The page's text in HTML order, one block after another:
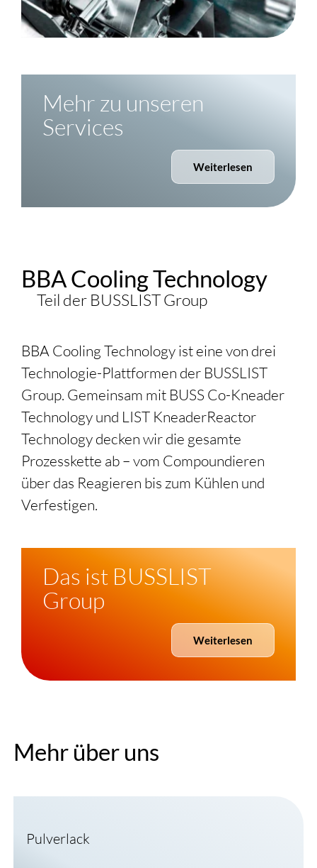
Mehr zu unseren
Services
Weiterlesen
BBA Cooling Technology
Teil der BUSSLISTGroup
BBA Cooling Technology ist eine von drei
Technologie-Plattformen der BUSSLIST
Group. Gemeinsam mit BUSS Co-Kneader
Technology und LIST KneaderReactor
Technology decken wir die gesamte
Prozesskette ab – vom Compoundieren
über das Reagieren bis zum Kühlen und
Verfestigen.
Das ist BUSSLIST
Group
Weiterlesen
Mehr über uns
Pulverlack